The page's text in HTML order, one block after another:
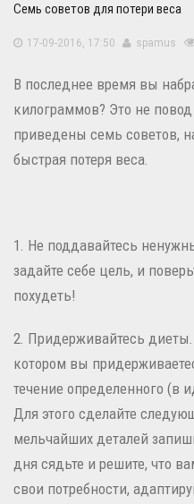
Семь советов для потери веса
17-09-2016, 17:50 spamus
В последнее время вы
килограммов? Это не
приведены семь советов,
быстрая потеря веса.
1. Не поддавайтесь
задайте себе цель, и
похудеть!
2. Придерживайтесь
котором вы
течение определенного (в
Для этого сделайте
мельчайших деталей
дня сядьте и решите, что
свои потребности,